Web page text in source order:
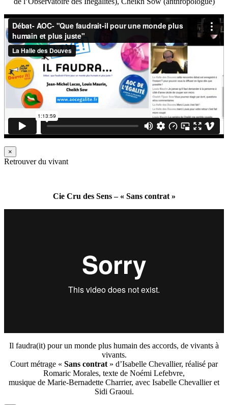
×
Retrouver du vivant
Cie Cru des Sens – « Sans contrat »
Il faudra(it) pour un monde plus humain des accords, de vivants à
vivants.
Court métrage « Sans contrat » d’Isabelle Chevallier, réalisé par
Romaric Morales, texte de Noémi Lefebvre,
musique de Marie-Bernadette Charrier, avec Isabelle Chevallier et
Sidi Graoui.